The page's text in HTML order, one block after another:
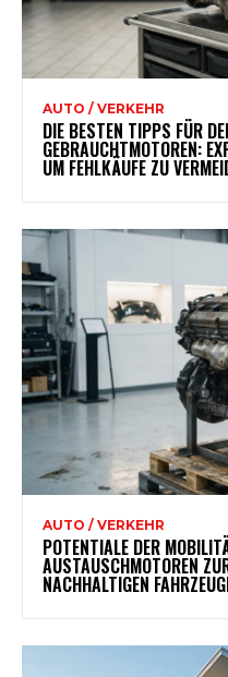
AUTO / VERKEHR
DIE BESTEN TIPPS FÜR
GEBRAUCHTMOTOREN:
UM FEHLKÄUFE ZU
AUTO / VERKEHR
POTENTIALE DER
AUSTAUSCHMOTOREN
NACHHALTIGEN